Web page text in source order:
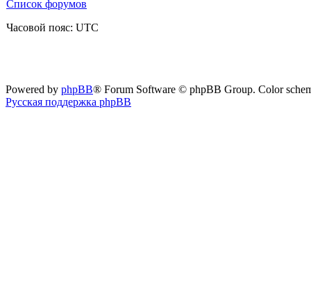
Список форумов
Часовой пояс: UTC
Powered by phpBB® Forum Software © phpBB Group. Color
Русская поддержка phpBB